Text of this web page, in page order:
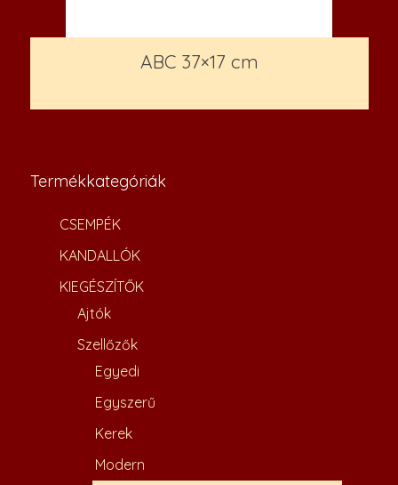
ABC 37×17 cm
Termékkategóriák
CSEMPÉK
KANDALLÓK
KIEGÉSZÍTŐK
Ajtók
Szellőzők
Egyedi
Egyszerű
Kerek
Modern